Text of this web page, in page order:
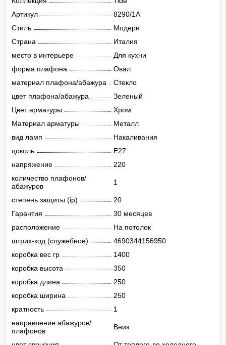
Артикул
8290/1A
Стиль
Модерн
Страна
Италия
место в интерьере
Для кухни
форма плафона
Овал
материал плафона/абажура
Стекло
цвет плафона/абажура
Зеленый
Цвет арматуры
Хром
Материал арматуры
Металл
вид ламп
Накаливания
цоколь
E27
напряжение
220
количество плафонов/
абажуров
1
степень защиты (ip)
20
Гарантия
30 месяцев
расположение
На потолок
штрих-код (служебное)
4690344156950
коробка вес гр
1400
коробка высота
350
коробка длина
250
коробка ширина
250
кратность
1
направление абажуров/
плафонов
Вниз